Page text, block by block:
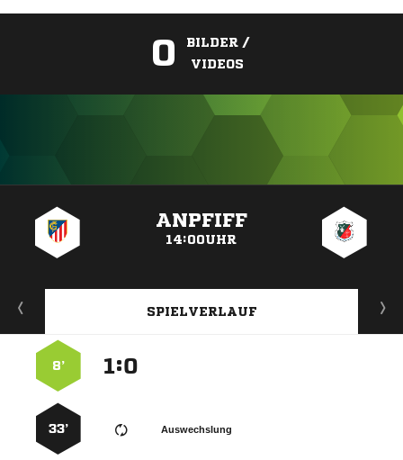
0
BILDER /
VIDEOS
ANPFIFF
14:00UHR
SPIELVERLAUF
:
8’
Auswechslung
33’